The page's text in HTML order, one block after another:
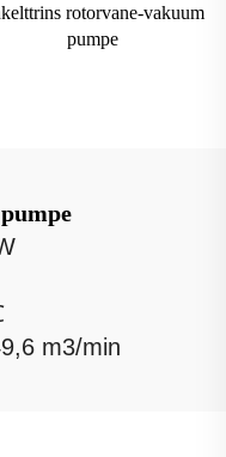
rotorvane-vakuum
pumpe
m3/min